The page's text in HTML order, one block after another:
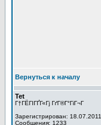
Вернуться к началу
Tet
Г†ГЁГІГҐГ«Гј ГґГ®Г°ГіГ¬Г
Зарегистрирован: 18.07.2011
Сообщения: 1233